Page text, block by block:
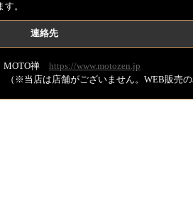
。
連絡先
MOTO禅 https://www.motozen.jp
※当店は店舗がございません。WEB販売の